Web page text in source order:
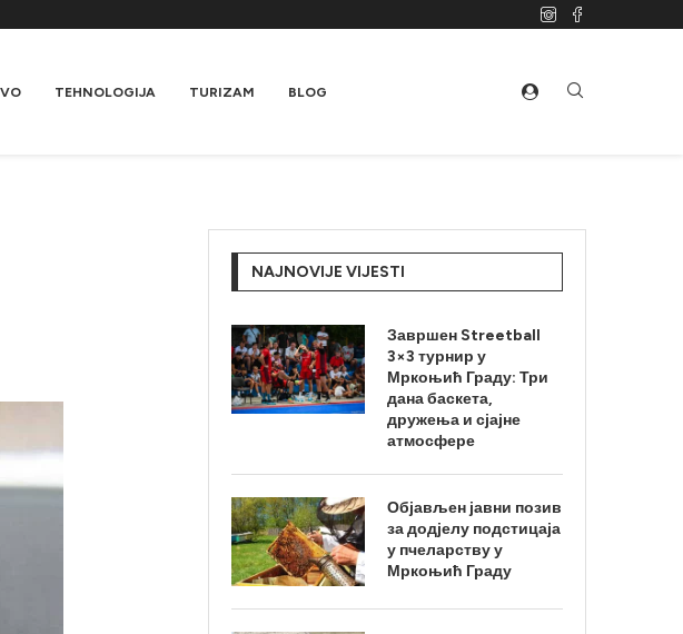
TEHNOLOGIJA TURIZAM BLOG
NAJNOVIJE VIJESTI
Завршен Streetball
3×3 турнир у
Мркоњић Граду: Три
дана баскета,
дружења и сјајне
атмосфере
Објављен јавни позив
за додјелу подстицаја
у пчеларству у
Мркоњић Граду